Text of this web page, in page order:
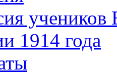
1914 года